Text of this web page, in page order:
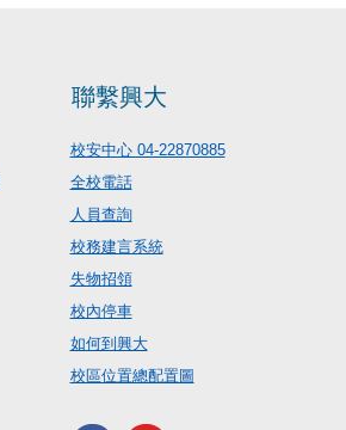
聯繫興大
校安中心 04-22870885
全校電話
人員查詢
校務建言系統
失物招領
校內停車
如何到興大
校區位置總配置圖